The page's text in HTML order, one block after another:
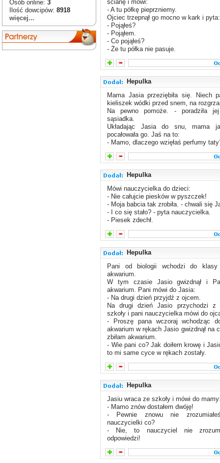
Osób online: 3
Ilość dowcipów: 8918
więcej...
ścianę i mówi:
- A tu półkę pieprzniemy.
Ojciec trzepnął go mocno w kark i pyta:
- Pojąłeś?
- Pojąłem.
- Co pojąłeś?
- Że tu półka nie pasuje.
Hepulka
Mama Jasia przeziębiła się. Niech
kieliszek wódki przed snem, na
Na pewno pomoże. - poradziła
sąsiadka.
Układając Jasia do snu, mama
pocałowała go. Jaś na to:
- Mamo, dlaczego wzięłaś perfumy
Hepulka
Mówi nauczycielka do dzieci:
- Nie całujcie piesków w pyszczek!
- Moja babcia tak zrobiła. - chwali się
- I co się stało? - pyta nauczycielka.
- Piesek zdechł.
Hepulka
Pani od biologii wchodzi do
akwarium.
W tym czasie Jasio gwizdnął i
akwarium. Pani mówi do Jasia:
- Na drugi dzień przyjdź z ojcem.
Na drugi dzień Jasio przychodzi z
szkoły i pani nauczycielka mówi do
- Proszę pana wczoraj wchodząc
akwarium w rękach Jasio gwizdnął na
zbiłam akwarium.
- Wie pani co? Jak doiłem krowę i
to mi same cyce w rękach zostały.
Hepulka
Jasiu wraca ze szkoły i mówi do
- Mamo znów dostałem dwóję!
- Pewnie znowu nie
nauczycielki co?
- Nie, to nauczyciel nie
odpowiedzi!